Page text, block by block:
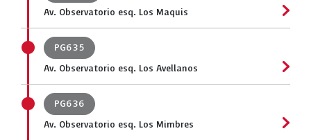
Av. Observatorio esq. Los Maquis
PG635
Av. Observatorio esq. Los Avellanos
PG636
Av. Observatorio esq. Los Mimbres